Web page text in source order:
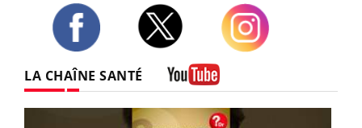
LA CHAÎNE SANTÉ